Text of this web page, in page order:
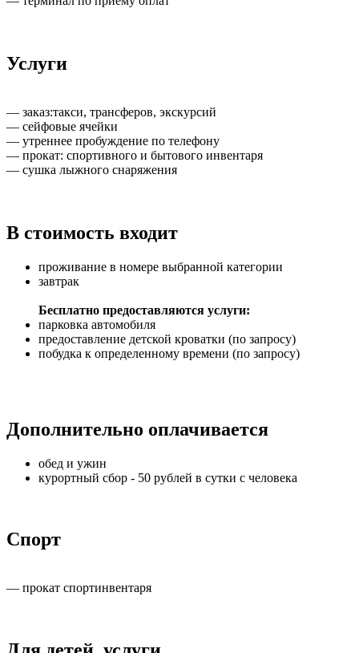
Услуги
— заказ:такси, трансферов, экскурсий
— сейфовые ячейки
— утреннее пробуждение по телефону
— прокат: спортивного и бытового инвентаря
— сушка лыжного снаряжения
В стоимость входит
проживание в номере выбранной категории
завтрак
Бесплатно предоставляются услуги:
парковка автомобиля
предоставление детской кроватки (по запросу)
побудка к определенному времени (по запросу)
Дополнительно оплачивается
обед и ужин
курортный сбор - 50 рублей в сутки с человека
Спорт
— прокат спортинвентаря